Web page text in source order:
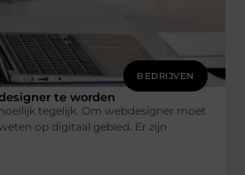
BEDRIJVEN
te worden
tegelijk. Om webdesigner moet
op digitaal gebied. Er zijn